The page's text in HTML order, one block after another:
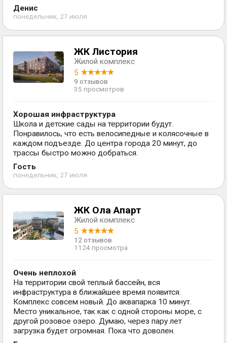
Денис
понедельник, 27 июля
ЖК Листория
Жилой комплекс
5
9 отзывов
35 просмотров
Хорошая инфраструктура
Школа и детские сады на территории будут.
Понравилось, что есть велосипедные и колясочные в
каждом подъезде. До центра города 20 минут, до
трассы быстро можно добраться.
Гость
понедельник, 27 июля
ЖК Ола Апарт
Жилой комплекс
5
12 отзывов
1124 просмотра
Очень неплохой
На территории свой теплый бассейн, вся
инфраструктура в ближайшее время появится.
Комплекс совсем новый. До аквапарка 10 минут.
Место уникальное, так как с одной стороны море, с
другой розовое озеро. Думаю, через пару лет
загрузка будет огромная. Пока что доволен.